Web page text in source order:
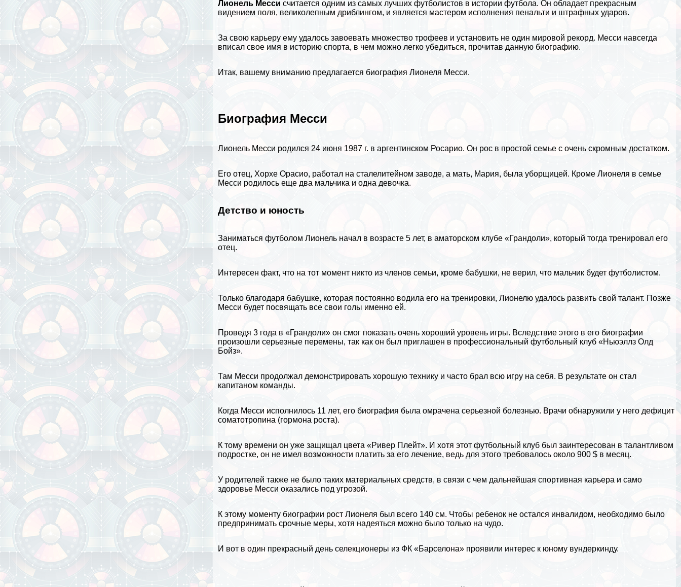
Лионель Месси считается одним из самых лучших футболистов в историифутбола. Он обладает прекрасным
видением поля, великолепным дриблингом, и является мастером исполнения пенальти и штрафных ударов.
За свою карьеру ему удалось завоевать множество трофеев и установить не один мировой рекорд. Месси навсегда
вписал свое имя в историюспорта, в чем можно легко убедиться, прочитав данную биографию.
Итак, вашему вниманию предлагается биография Лионеля Месси.
Биография Месси
Лионель Месси родился 24 июня 1987 г. в аргентинском Росарио. Он рос в простой семье с очень скромным достатком.
Его отец, Хорхе Орасио, работал на сталелитейном заводе, а мать, Мария, была уборщицей. Кроме Лионеля в семье
Месси родилось еще два мальчика и одна дeвoчка.
Детство и юность
Заниматься футболом Лионель начал в возрасте 5 лет, в аматорском клубе «Грандоли», который тогда тренировал его
отец.
Интересен факт, что на тот момент никто из члeнов семьи, кроме бабушки, не верил, что мальчик будет футболистом.
Только благодаря бабушке, которая постоянно водила его на тренировки, Лионелю удалось развить свой талант. Позже
Месси будет посвящать все свои голы именно ей.
Проведя 3 года в «Грандоли» он смог показать очень хороший уровень игры. Вследствие этого в его биографии
произошли серьезные перемены, так как он был приглашен в профессиональный футбольный клуб «Ньюэллз Олд
Бойз».
Там Месси продолжал демонстрировать хорошую технику и часто брал всю игру на себя. В результате он стал
капитаном комaнды.
Когда Месси исполнилось 11 лет, его биография была омрачена серьезной болезнью. Врачи обнаружили у него дефицит
соматотропина (гормона роста).
К тому времени он уже защищал цвета «Ривер Плейт». И хотя этот футбольный клуб был заинтересован в талантливом
подростке, он не имел возможности платить за его лечение, ведь для этого требовалось около 900 $ в месяц.
У родителей также не было таких материальных средств, в связи с чем дальнейшая спортивная карьера и само
здоровье Месси оказались под угрозой.
К этому моменту биографии рост Лионеля был всего 140 см. Чтобы ребенок не остался инвалидом, необходимо было
предпринимать срочные меры, хотя надеяться можно было только на чудо.
И вот в один прекрасный день селекционеры из ФК «Барселона» проявили интерес к юному вундеркинду.